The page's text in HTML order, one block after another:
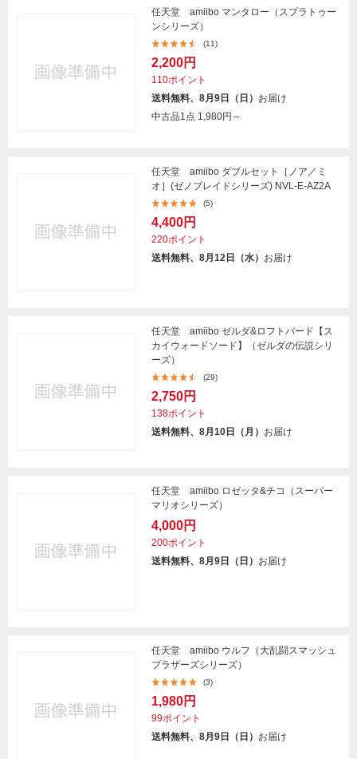
任天堂 amiibo マンタロー（スプラトゥー
ンシリーズ）
(11)
2,200円
110ポイント
送料無料、8月9日（日） お届け
中古品1点 1,980円～
任天堂 amiibo ダブルセット［ノア／ミ
オ］(ゼノブレイドシリーズ) NVL-E-AZ2A
(5)
4,400円
220ポイント
送料無料、8月12日（水） お届け
任天堂 amiibo ゼルダ&ロフトバード【ス
カイウォードソード】（ゼルダの伝説シリ
ーズ）
(29)
2,750円
138ポイント
送料無料、8月10日（月） お届け
任天堂 amiibo ロゼッタ&チコ（スーパー
マリオシリーズ）
4,000円
200ポイント
送料無料、8月9日（日） お届け
任天堂 amiibo ウルフ（大乱闘スマッシュ
ブラザーズシリーズ）
(3)
1,980円
99ポイント
送料無料、8月9日（日） お届け